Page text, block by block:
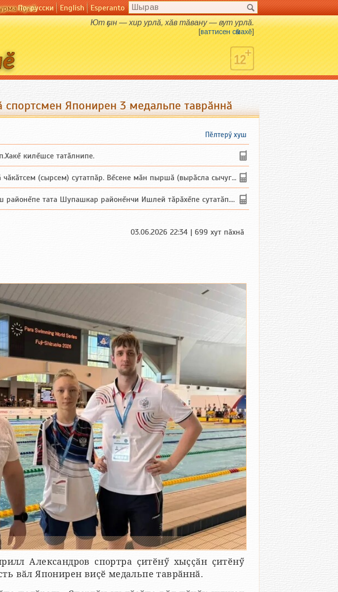
пулӗ
По-русски English Esperanto
Ют ҫын — хир урлӑ, хӑв тӑвану — вут урлӑ.
[ваттисен сӑмахӗ]
спортсмен Японирен 3 медальпе таврӑннӑ
Пӗлтерӳ хуш
килĕшсе татăлнипе.
(сырсем) сутатпăр. Вĕсене мăн пыршă (вырăсла сычуг) ...
тата Шупашкар районĕнчи Ишлей тăрăхĕпе сутатăп. Ха...
03.06.2026 22:34 | 699 хут пӑхнӑ
Александров спортра ҫитӗнӳ хыҫҫӑн ҫитӗнӳ
вӑл Японирен виҫӗ медальпе таврӑннӑ.